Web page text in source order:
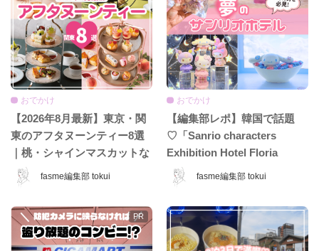
fasme編集部 tokui
おでかけ
【2026年8月最新】東京・関
東のアフタヌーンティー8選
｜桃・シャインマスカットな
ど夏限定ホテル＆カフェ特
集！
fasme編集部 tokui
おでかけ
【編集部レポ】韓国で話題
♡「Sanrio characters
Exhibition Hotel Floria
Tokyo」が日本上陸♡ 夢みた
いなホテル空間＆限定グッズ
をレポ！